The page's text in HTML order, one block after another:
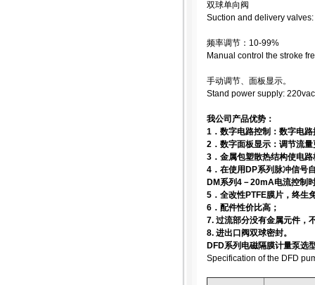
双球单向阀
Suction and delivery
频率调节：10-99%
Manual control the stroke
手动调节、面板显示。
Stand power supply:
我公司产品优势：
1．数字电路控制：数字电
2．数字面板显示：调节流
3．金属包塑散热结构使电
4．在使用DP系列脉冲信号
DM系列4－20mA电流控制
5．全改性PTFE膜片，终生
6．配件性价比高；
7. 过流部分没有金属元件，
8. 进出口阀双球密封。
DFD系列电磁隔膜计量泵选
Specification of the DFD